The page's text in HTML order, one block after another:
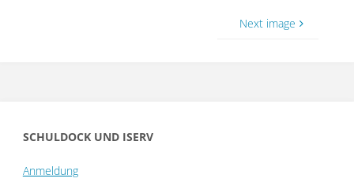
Next image
SCHULDOCK UND ISERV
Anmeldung